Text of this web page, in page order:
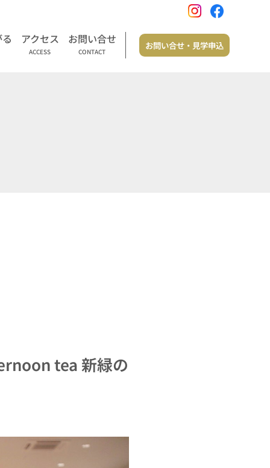
アクセス
ACCESS
お問い合せ
CONTACT
お問い合せ・見学申込
tea 新緑の